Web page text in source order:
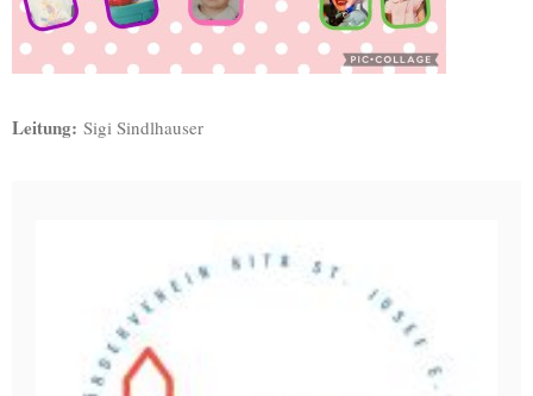
Leitung: Sigi Sindlhauser